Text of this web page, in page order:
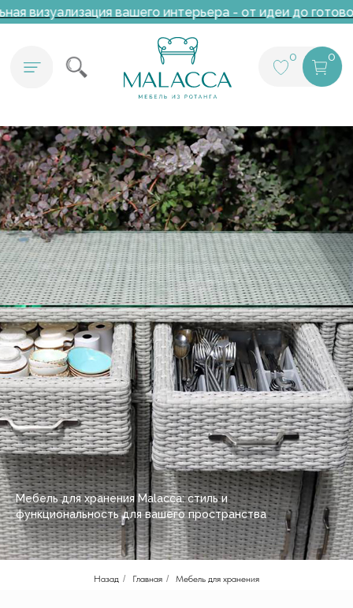
визуализация вашего интерьера - от идеи до готового
Мебель для хранения Malacca: стиль и
функциональность для вашего пространства
Назад / Главная / Мебель для хранения